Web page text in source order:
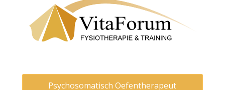
Psychosomatisch Oefentherapeut